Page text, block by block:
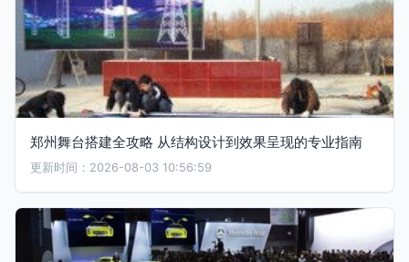
郑州舞台搭建全攻略 从结构设计到效果呈现的专业指南
更新时间：2026-08-03 10:56:59